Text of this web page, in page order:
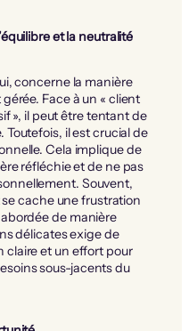
et la neutralité
concerne la manière
Face à un « client
», il peut être tentant de
il est crucial de
Cela implique de
réfléchie et de ne pas
Souvent,
se cache une frustration
de manière
délicates exige de
claire et un effort pour
sous-jacents du